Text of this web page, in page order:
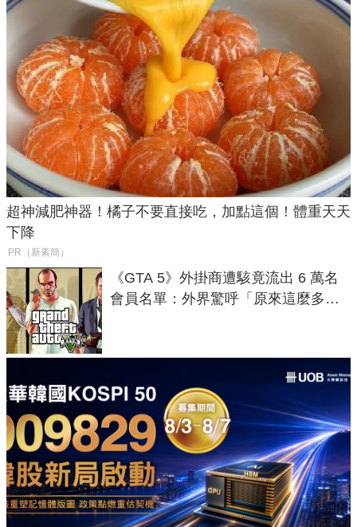
超神減肥神器！橘子不要直接吃，加點這個！體重天天
下降
PR（新素簡）
《GTA 5》外掛商遭駭竟流出 6 萬名
會員名單：外界驚呼「原來這麼多人